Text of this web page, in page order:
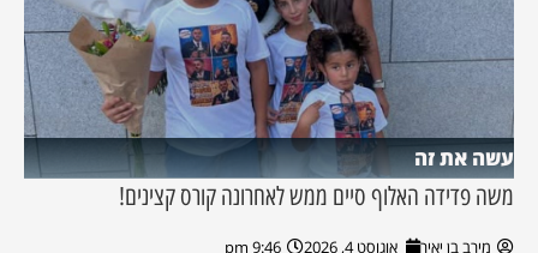
עשה את זה
משה פדידה האלוף סיים ממש לאחרונה קורס קצינים!
מירב בן יאיר אוגוסט 4, 2026 9:46 pm